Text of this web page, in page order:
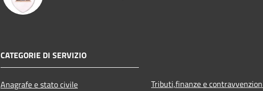
CATEGORIE DI SERVIZIO
Anagrafe e stato civile
Tributi,finanze e